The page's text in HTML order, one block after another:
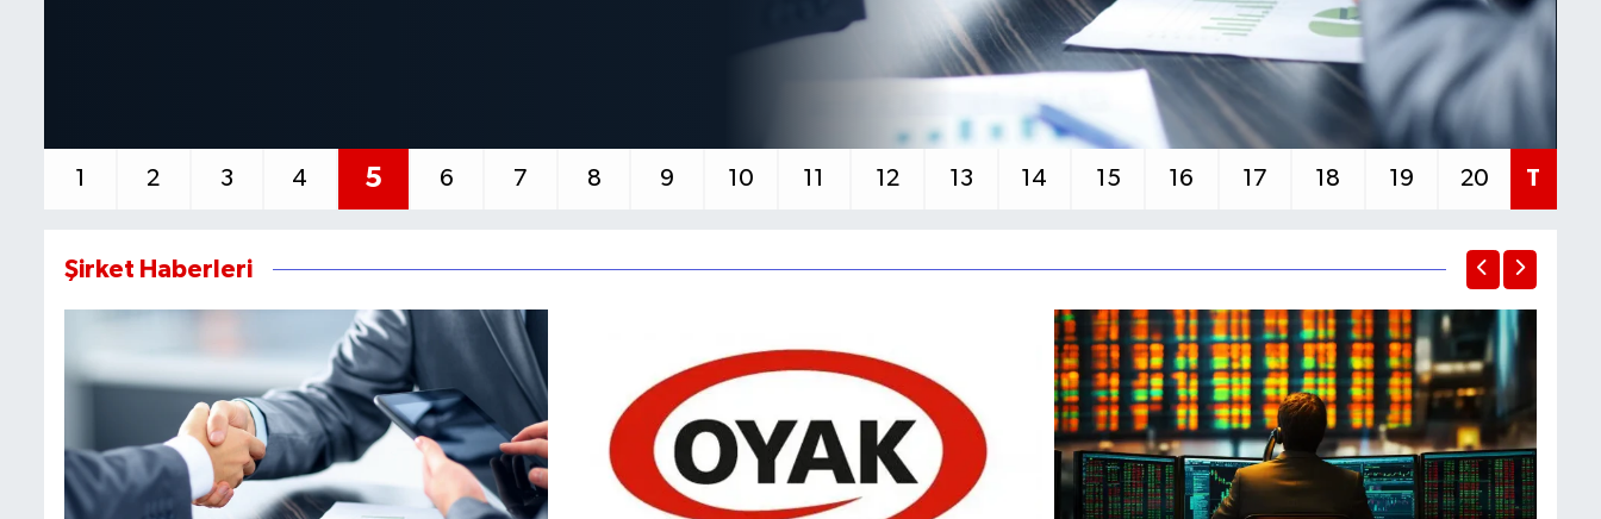
1 2 3 4 5 6 7 8 9 10 11 12 13 14 15 16 17 18 19 20 T
Şirket Haberleri